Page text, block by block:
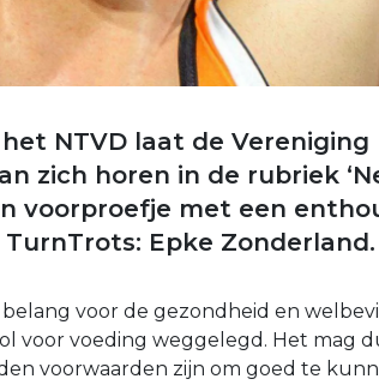
NTVD laat de Vereniging
zich horen in de rubriek
voorproefje met een
Epke Zonderland.
belang voor de gezondheid en
voor voeding weggelegd. Het mag
voorwaarden zijn om goed te